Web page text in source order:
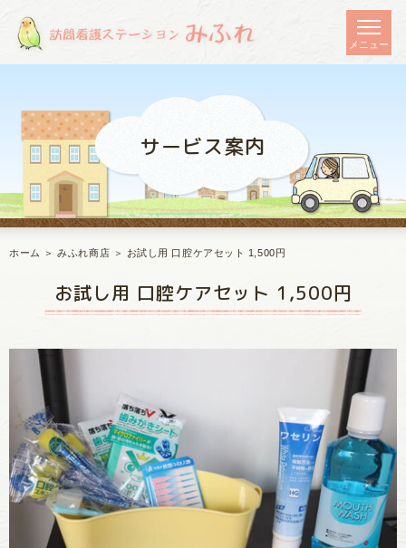
サービス案内
ホーム ＞ みふれ商店 ＞ お試し用 口腔ケアセット 1,500円
お試し用 口腔ケアセット 1,500円